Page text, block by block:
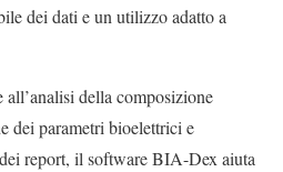
dei dati e un utilizzo adatto a
della composizione
dei parametri bioelettrici e
report, il software BIA-Dex aiuta